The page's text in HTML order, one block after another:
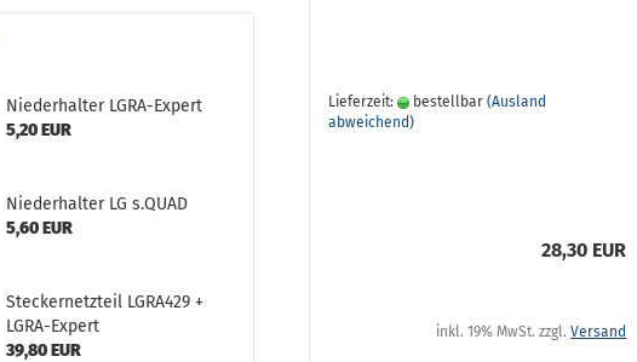
Lieferzeit: bestellbar (Ausland
abweichend)
28,30 EUR
inkl. 19% MwSt. zzgl.Versand
Niederhalter LGRA-Expert
5,20 EUR
Niederhalter LG s.QUAD
5,60 EUR
Steckernetzteil LGRA429 +
LGRA-Expert
39,80 EUR